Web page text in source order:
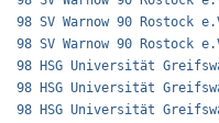
98 SV Warnow 90
98 SV Warnow 90
98 HSG Universität
98 HSG Universität
HSG Universität